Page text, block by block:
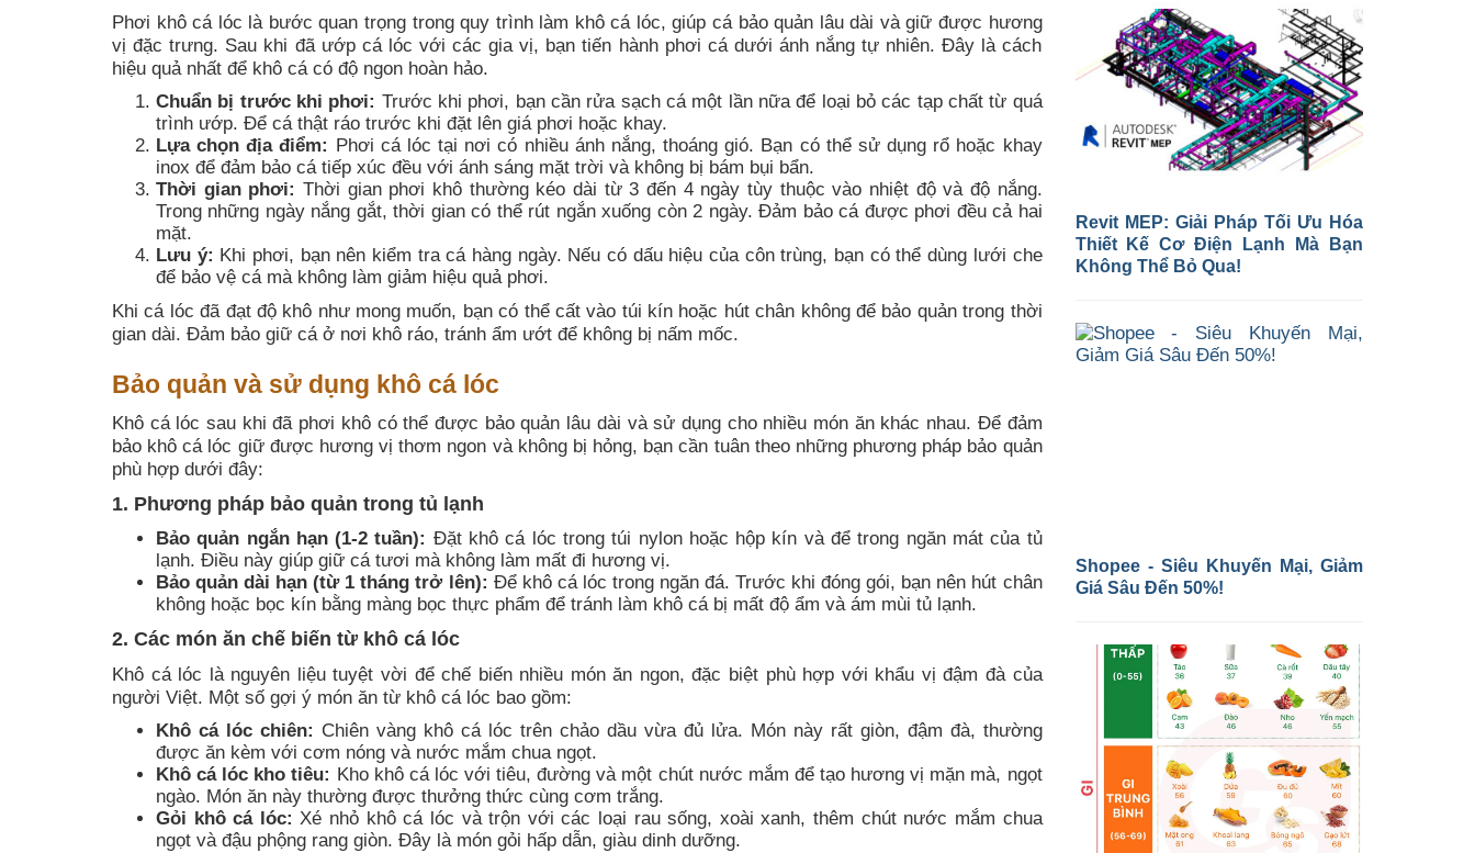
Phơi khô cá lóc là bước quan trọng trong quy trình làm khô cá lóc, giúp cá bảo quản lâu dài và giữ được hương
vị đặc trưng. Sau khi đã ướp cá lóc với các gia vị, bạn tiến hành phơi cá dưới ánh nắng tự nhiên. Đây là cách
hiệu quả nhất để khô cá có độ ngon hoàn hảo.
Chuẩn bị trước khi phơi: Trước khi phơi, bạn cần rửa sạch cá một lần nữa để loại bỏ các tạp chất từ quá
trình ướp. Để cá thật ráo trước khi đặt lên giá phơi hoặc khay.
Lựa chọn địa điểm: Phơi cá lóc tại nơi có nhiều ánh nắng, thoáng gió. Bạn có thể sử dụng rổ hoặc khay
inox để đảm bảo cá tiếp xúc đều với ánh sáng mặt trời và không bị bám bụi bẩn.
Thời gian phơi: Thời gian phơi khô thường kéo dài từ 3 đến 4 ngày tùy thuộc vào nhiệt độ và độ nắng.
Trong những ngày nắng gắt, thời gian có thể rút ngắn xuống còn 2 ngày. Đảm bảo cá được phơi đều cả hai
mặt.
Lưu ý: Khi phơi, bạn nên kiểm tra cá hàng ngày. Nếu có dấu hiệu của côn trùng, bạn có thể dùng lưới che
để bảo vệ cá mà không làm giảm hiệu quả phơi.
Khi cá lóc đã đạt độ khô như mong muốn, bạn có thể cất vào túi kín hoặc hút chân không để bảo quản trong thời
gian dài. Đảm bảo giữ cá ở nơi khô ráo, tránh ẩm ướt để không bị nấm mốc.
Bảo quản và sử dụng khô cá lóc
Khô cá lóc sau khi đã phơi khô có thể được bảo quản lâu dài và sử dụng cho nhiều món ăn khác nhau. Để đảm
bảo khô cá lóc giữ được hương vị thơm ngon và không bị hỏng, bạn cần tuân theo những phương pháp bảo quản
phù hợp dưới đây:
1. Phương pháp bảo quản trong tủ lạnh
Bảo quản ngắn hạn (1-2 tuần): Đặt khô cá lóc trong túi nylon hoặc hộp kín và để trong ngăn mát của tủ
lạnh. Điều này giúp giữ cá tươi mà không làm mất đi hương vị.
Bảo quản dài hạn (từ 1 tháng trở lên): Để khô cá lóc trong ngăn đá. Trước khi đóng gói, bạn nên hút chân
không hoặc bọc kín bằng màng bọc thực phẩm để tránh làm khô cá bị mất độ ẩm và ám mùi tủ lạnh.
2. Các món ăn chế biến từ khô cá lóc
Khô cá lóc là nguyên liệu tuyệt vời để chế biến nhiều món ăn ngon, đặc biệt phù hợp với khẩu vị đậm đà của
người Việt. Một số gợi ý món ăn từ khô cá lóc bao gồm:
Khô cá lóc chiên: Chiên vàng khô cá lóc trên chảo dầu vừa đủ lửa. Món này rất giòn, đậm đà, thường
được ăn kèm với cơm nóng và nước mắm chua ngọt.
Khô cá lóc kho tiêu: Kho khô cá lóc với tiêu, đường và một chút nước mắm để tạo hương vị mặn mà, ngọt
ngào. Món ăn này thường được thưởng thức cùng cơm trắng.
Gỏi khô cá lóc: Xé nhỏ khô cá lóc và trộn với các loại rau sống, xoài xanh, thêm chút nước mắm chua
ngọt và đậu phộng rang giòn. Đây là món gỏi hấp dẫn, giàu dinh dưỡng.
Revit MEP: Giải Pháp Tối Ưu Hóa
Thiết Kế Cơ Điện Lạnh Mà Bạn
Không Thể Bỏ Qua!
Shopee - Siêu Khuyến Mại, Giảm
Giá Sâu Đến 50%!